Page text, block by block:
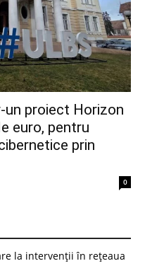
un proiect Horizon
euro, pentru
prin
0
la intervenții în rețeaua